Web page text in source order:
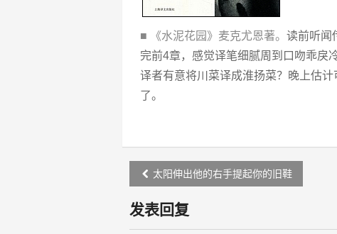
■ 《水泥花园》麦克尤恩著。 读前听闻
完前4章，感觉译笔细腻周到口吻乖戾
译者有意将川菜译成淮扬菜？晚上估
了。
Post
navigation
太阳伸出他的右手提起你的旧鞋
发表回复